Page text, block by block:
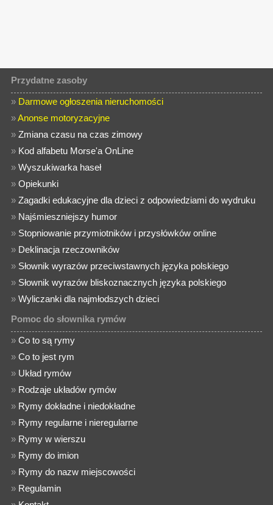
Przydatne zasoby
» Darmowe ogłoszenia nieruchomości
»Anonse motoryzacyjne
»Zmiana czasu na czas zimowy
» Kod alfabetu Morse'a OnLine
»Wyszukiwarka haseł
»Opiekunki
»Zagadki edukacyjne dla dzieci z odpowiedziami do wydruku
» Najśmieszniejszy humor
» Stopniowanie przymiotników i przysłówków online
» Deklinacja rzeczowników
» Słownik wyrazów przeciwstawnych języka polskiego
» Słownik wyrazów bliskoznacznych języka polskiego
»Wyliczanki dla najmłodszych dzieci
Pomoc do słownika rymów
»Co to są rymy
»Co to jest rym
» Układ rymów
» Rodzaje układów rymów
» Rymy dokładne i niedokładne
» Rymy regularne i nieregularne
» Rymy w wierszu
» Rymy do imion
» Rymy do nazw miejscowości
» Regulamin